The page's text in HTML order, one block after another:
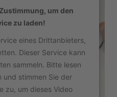
um den
zu laden!
eines Drittanbieters,
Dieser Service kann
sammeln. Bitte lesen
und stimmen Sie der
zu, um dieses Video